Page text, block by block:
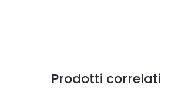
Prodotti correlati